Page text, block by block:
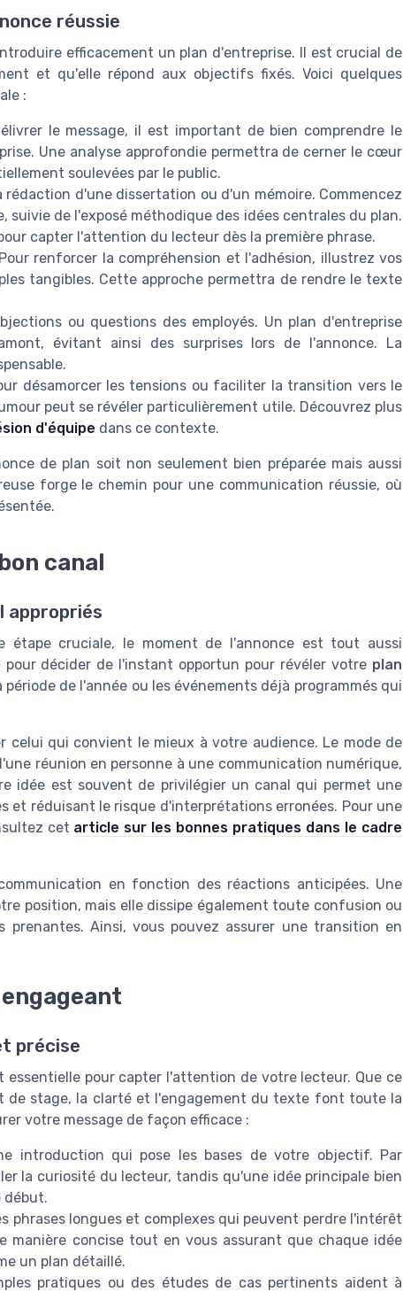
réussie
efficacement un plan d'entreprise. Il est crucial de
et qu'elle répond aux objectifs fixés. Voici quelques
:
le message, il est important de bien comprendre le
Une analyse approfondie permettra de cerner le cœur
soulevées par le public.
rédaction d'une dissertation ou d'un mémoire. Commencez
de l'exposé méthodique des idées centrales du plan.
capter l'attention du lecteur dès la première phrase.
Pour renforcer la compréhension et l'adhésion, illustrez vos
tangibles. Cette approche permettra de rendre le texte
ou questions des employés. Un plan d'entreprise
évitant ainsi des surprises lors de l'annonce. La
désamorcer les tensions ou faciliter la transition vers le
peut se révéler particulièrement utile. Découvrez plus
d'équipe dans ce contexte.
de plan soit non seulement bien préparée mais aussi
forge le chemin pour une communication réussie, où
canal
appropriés
étape cruciale, le moment de l'annonce est tout aussi
décider de l'instant opportun pour révéler votre plan
période de l'année ou les événements déjà programmés qui
celui qui convient le mieux à votre audience. Le mode de
réunion en personne à une communication numérique,
idée est souvent de privilégier un canal qui permet une
réduisant le risque d'interprétations erronées. Pour une
cet article sur les bonnes pratiques dans le cadre
en fonction des réactions anticipées. Une
position, mais elle dissipe également toute confusion ou
Ainsi, vous pouvez assurer une transition en
précise
essentielle pour capter l'attention de votre lecteur. Que ce
de stage, la clarté et l'engagement du texte font toute la
votre message de façon efficace :
introduction qui pose les bases de votre objectif. Par
la curiosité du lecteur, tandis qu'une idée principale bien
début.
phrases longues et complexes qui peuvent perdre l'intérêt
manière concise tout en vous assurant que chaque idée
un plan détaillé.
pratiques ou des études de cas pertinents aident à